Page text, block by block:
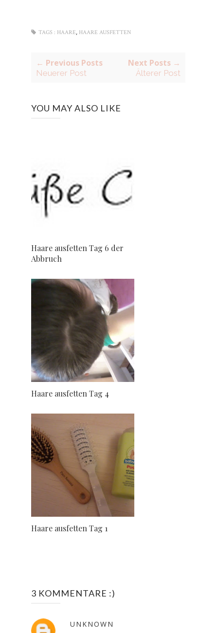
TAGS : HAARE, HAARE AUSFETTEN
← Previous Posts
Neuerer Post
Next Posts →
Älterer Post
YOU MAY ALSO LIKE
Haare ausfetten Tag 6 der
Abbruch
Haare ausfetten Tag 4
Haare ausfetten Tag 1
3 KOMMENTARE :)
UNKNOWN